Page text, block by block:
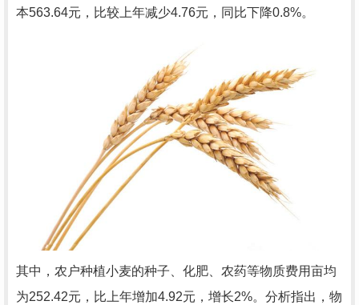
本563.64元，比较上年减少4.76元，同比下降0.8%。
其中，农户种植小麦的种子、化肥、农药等物质费用亩均
为252.42元，比上年增加4.92元，增长2%。分析指出，物